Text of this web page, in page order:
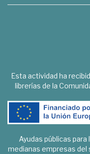
Esta actividad ha
librerías de la
Ayudas públicas
medianas empresas del